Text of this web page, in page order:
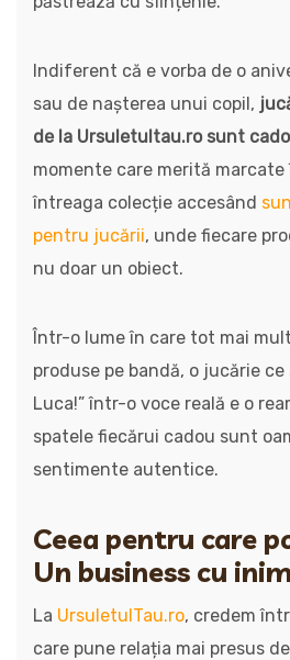
Indiferent că e vorba de o
sau de nașterea unui copil,
de la Ursuletultau.ro sunt
momente care merită marcate
întreaga colecție accesând
pentru jucării, unde fiecare
nu doar un obiect.
Într-o lume în care tot mai
produse pe bandă, o jucărie ce
Luca!” într-o voce reală e o
spatele fiecărui cadou sunt
sentimente autentice.
Ceea pentru care
Un business cu
La UrsuletulTau.ro, credem
care pune relația mai presus